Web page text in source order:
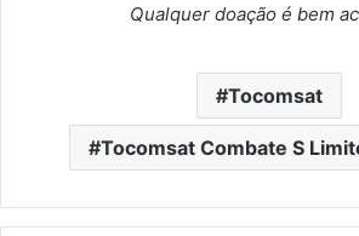
Qualquer doação é bem
Tocomsat
Tocomsat Combate S